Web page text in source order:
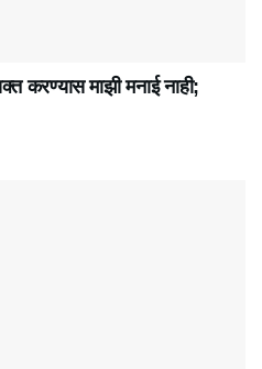
करण्यास माझी मनाई नाही;